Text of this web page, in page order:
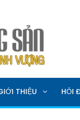
SẢN
THIỆU HỎI